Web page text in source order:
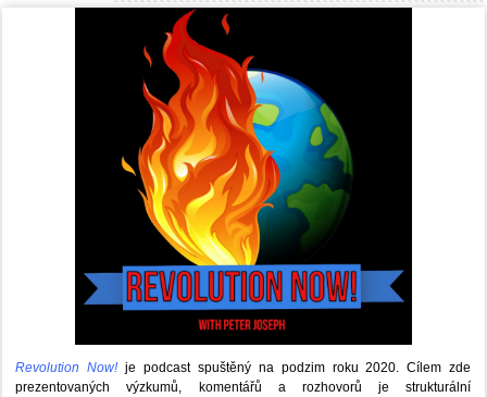
Revolution Now! je podcast spuštěný na podzim roku 2020.Cílem zde
prezentovaných výzkumů, komentářů a rozhovorů je strukturální